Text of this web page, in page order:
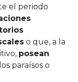
el periodo
o que, a la
posean
paraísos o